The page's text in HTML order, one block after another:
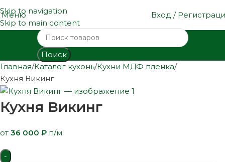
Skip to navigation
Skip to main content
Меню Вход /
Поиск
Главная Каталог кухонь Кухни МДФ пленка
Кухня Викинг
Кухня Викинг
от 36 000 ₽ п/м